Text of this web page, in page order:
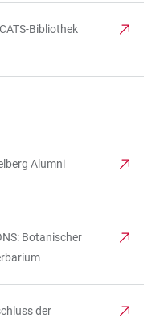
Bibliothek
Alumni
Botanischer
der